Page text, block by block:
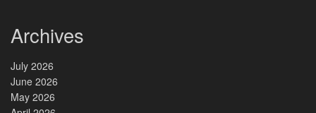
Archives
July 2026
June 2026
May 2026